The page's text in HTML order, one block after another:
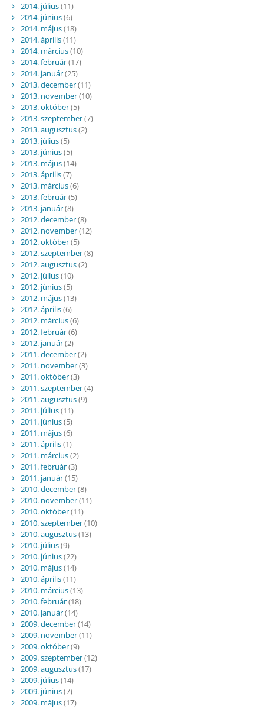
2014. július(11)
2014. június(6)
2014. május(18)
2014. április(11)
2014. március(10)
2014. február(17)
2014. január(25)
2013. december(11)
2013. november(10)
2013. október(5)
2013. szeptember(7)
2013. augusztus(2)
2013. július(5)
2013. június(5)
2013. május(14)
2013. április(7)
2013. március(6)
2013. február(5)
2013. január(8)
2012. december(8)
2012. november(12)
2012. október(5)
2012. szeptember(8)
2012. augusztus(2)
2012. július(10)
2012. június(5)
2012. május(13)
2012. április(6)
2012. március(6)
2012. február(6)
2012. január(2)
2011. december(2)
2011. november(3)
2011. október(3)
2011. szeptember(4)
2011. augusztus(9)
2011. július(11)
2011. június(5)
2011. május(6)
2011. április(1)
2011. március(2)
2011. február(3)
2011. január(15)
2010. december(8)
2010. november(11)
2010. október(11)
2010. szeptember(10)
2010. augusztus(13)
2010. július(9)
2010. június(22)
2010. május(14)
2010. április(11)
2010. március(13)
2010. február(18)
2010. január(14)
2009. december(14)
2009. november(11)
2009. október(9)
2009. szeptember(12)
2009. augusztus(17)
2009. július(14)
2009. június(7)
2009. május(17)